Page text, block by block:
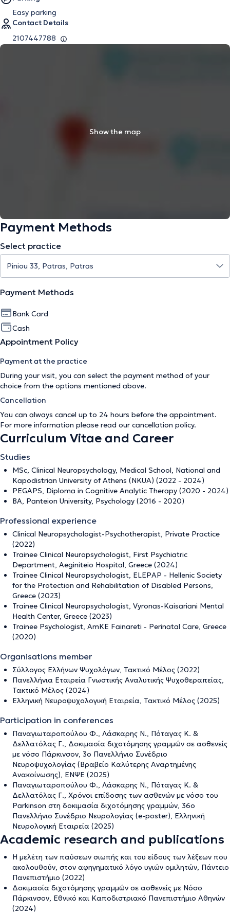
Easy parking
Contact Details
2107447788
Show the map
Payment Methods
Select practice
Payment Methods
Bank Card
Cash
Appointment Policy
Payment at the practice
During your visit, you can select the payment method of your
choice from the options mentioned above.
Cancellation
You can always cancel up to 24 hours before the appointment.
For more information please read our cancellation policy.
Curriculum Vitae and Career
Studies
MSc, Clinical Neuropsychology, Medical School, National and
Kapodistrian University of Athens (NKUA) (2022 - 2024)
PEGAPS, Diploma in Cognitive Analytic Therapy (2020 - 2024)
BA, Panteion University, Psychology (2016 - 2020)
Professional experience
Clinical Neuropsychologist-Psychotherapist, Private Practice
(2022)
Trainee Clinical Neuropsychologist, First Psychiatric
Department, Aeginiteio Hospital, Greece (2024)
Trainee Clinical Neuropsychologist, ELEPAP - Hellenic Society
for the Protection and Rehabilitation of Disabled Persons,
Greece (2023)
Trainee Clinical Neuropsychologist, Vyronas-Kaisariani Mental
Health Center, Greece (2023)
Trainee Psychologist, AmKE Fainareti - Perinatal Care, Greece
(2020)
Organisations member
Σύλλογος Ελλήνων Ψυχολόγων, Τακτικό Μέλος (2022)
Πανελλήνια Εταιρεία Γνωστικής Αναλυτικής Ψυχοθεραπείας,
Τακτικό Μέλος (2024)
Ελληνική Νευροψυχολογική Εταιρεία, Τακτικό Μέλος (2025)
Participation in conferences
Παναγιωταροπούλου Φ., Λάσκαρης Ν., Πόταγας Κ. &
Δελλατόλας Γ., Δοκιμασία διχοτόμησης γραμμών σε ασθενείς
με νόσο Πάρκινσον, 3ο Πανελλήνιο Συνέδριο
Νευροψυχολογίας (Βραβείο Καλύτερης Αναρτημένης
Ανακοίνωσης), ΕΝΨΕ (2025)
Παναγιωταροπούλου Φ., Λάσκαρης Ν., Πόταγας Κ. &
Δελλατόλας Γ., Χρόνοι επίδοσης των ασθενών με νόσο του
Parkinson στη δοκιμασία διχοτόμησης γραμμών, 36ο
Πανελλήνιο Συνέδριο Νευρολογίας (e-poster), Ελληνική
Νευρολογική Εταιρεία (2025)
Academic research and publications
Η μελέτη των παύσεων σιωπής και του είδους των λέξεων που
ακολουθούν, στον αφηγηματικό λόγο υγιών ομιλητών, Πάντειο
Πανεπιστήμιο (2022)
Δοκιμασία διχοτόμησης γραμμών σε ασθενείς με Νόσο
Πάρκινσον, Εθνικό και Καποδιστριακό Πανεπιστήμιο Αθηνών
(2024)